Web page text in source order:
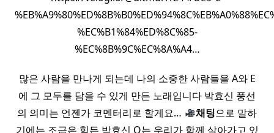
%EC%B1%84%ED%8C%85-
%EC%8B%9C%EC%8A%A4…
많은 사람을 만나게 되는데 나의 소중한 사람들을 A와 E
에 그 모두를 담을 수 있게 만든 노래입니다 박효신 풍선
의 의미는 언젠가 코멘터리로 할게요…
채팅으로 말하
기에는 조금은 힘든 박효신 O는 우리가 함께 살아가고 있